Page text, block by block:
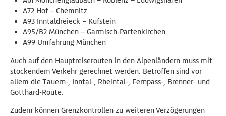
A72 Hof – Chemnitz
A93 Inntaldreieck – Kufstein
A95/B2 München – Garmisch-Partenkirchen
A99 Umfahrung München
Auch auf den Hauptreiserouten in den Alpenländern muss mit
stockendem Verkehr gerechnet werden. Betroffen sind vor
allem die Tauern-, Inntal-, Rheintal-, Fernpass-, Brenner- und
Gotthard-Route.
Zudem können Grenzkontrollen zu weiteren Verzögerungen